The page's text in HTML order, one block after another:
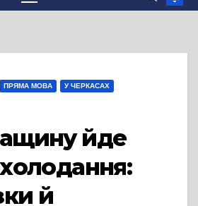
ПРЯМА МОВА У ЧЕРКАСАХ
йде
й